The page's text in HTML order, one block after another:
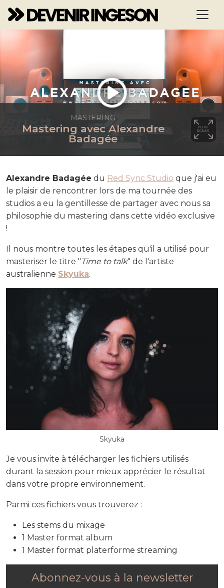
MASTERING
Mastering avec Alexandre
Badagée
Alexandre Badagée du Red Sync Studio que j'ai eu
le plaisir de rencontrer lors de ma tournée des
studios a eu la gentillesse de partager avec nous sa
philosophie du mastering dans cette vidéo exclusive
!
Il nous montre toutes les étapes qu'il a utilisé pour
masteriser le titre "Time to talk" de l'artiste
australienne Skyuka.
Skyuka
Je vous invite à télécharger les fichiers utilisés
durant la session pour mieux apprécier le résultat
dans votre propre environnement.
Parmi ces fichiers vous trouverez :
Les stems du mixage
1 Master format album
1 Master format platerforme streaming
Abonnez-vous à la newsletter